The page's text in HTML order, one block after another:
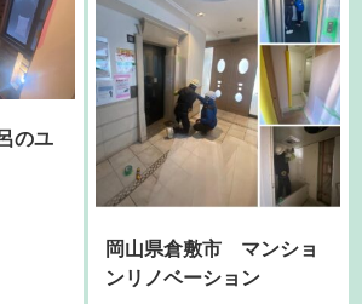
のユ
岡山県倉敷市 マンショ
ンリノベーション